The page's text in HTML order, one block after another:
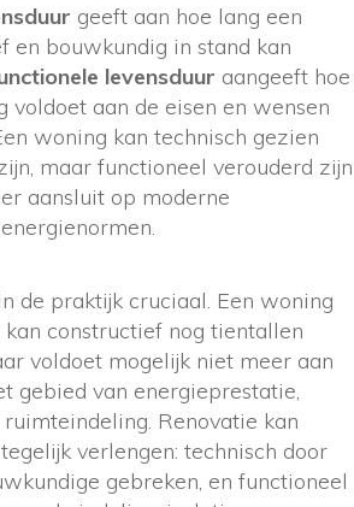
geeft aan hoe lang een
en bouwkundig in stand kan
levensduur aangeeft hoe
voldoet aan de eisen en wensen
woning kan technisch gezien
maar functioneel verouderd zijn
aansluit op moderne
de praktijk cruciaal. Een woning
constructief nog tientallen
voldoet mogelijk niet meer aan
gebied van energieprestatie,
Renovatie kan
verlengen: technisch door
gebreken, en functioneel